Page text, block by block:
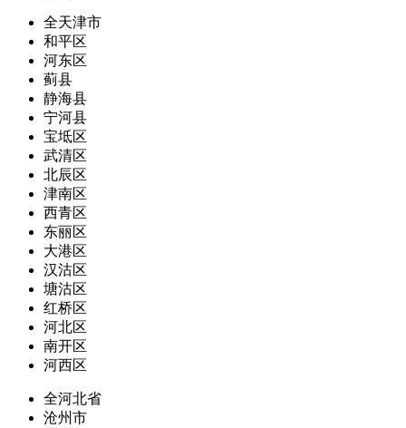
全天津市
和平区
河东区
蓟县
静海县
宁河县
宝坻区
武清区
北辰区
津南区
西青区
东丽区
大港区
汉沽区
塘沽区
红桥区
河北区
南开区
河西区
全河北省
沧州市